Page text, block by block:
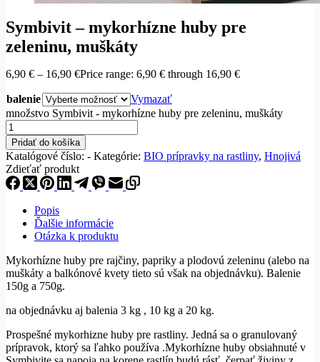
Symbivit – mykorhízne huby pre
zeleninu, muškáty
6,90 € – 16,90 €Price range: 6,90 € through 16,90 €
balenie
Vymazať
množstvo Symbivit - mykorhízne huby pre zeleninu, muškáty
Pridať do košíka
Katalógové číslo: - Kategórie: BIO prípravky na rastliny, Hnojivá
Zdieťať produkt
Popis
Ďalšie informácie
Otázka k produktu
Mykorhízne huby pre rajčiny, papriky a plodovú zeleninu (alebo na
muškáty a balkónové kvety tieto sú však na objednávku). Balenie
150g a 750g.
na objednávku aj balenia 3 kg , 10 kg a 20 kg.
Prospešné mykorhizne huby pre rastliny. Jedná sa o granulovaný
prípravok, ktorý sa ľahko používa .Mykorhízne huby obsiahnuté v